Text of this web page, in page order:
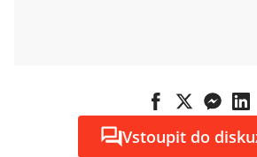
Vstoupit do